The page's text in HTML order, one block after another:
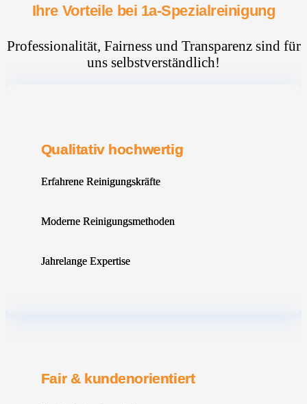
Ihre Vorteile bei 1a-Spezialreinigung
Professionalität, Fairness und Transparenz sind für
uns selbstverständlich!
Qualitativ hochwertig
Erfahrene Reinigungskräfte
Moderne Reinigungsmethoden
Jahrelange Expertise
Fair & kundenorientiert